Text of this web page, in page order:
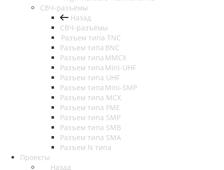
СВЧ-разъёмы
Назад
СВЧ-разъёмы
Разъем типа TNC
Разъем типа BNC
Разъем типа MMCX
Разъем типа Mini-UHF
Разъем типа UHF
Разъем типа Mini-SMP
Разъем типа MCX
Разъем типа FME
Разъем типа SMP
Разъем типа SMB
Разъем типа SMA
Разъем N типа
Проекты
Назад